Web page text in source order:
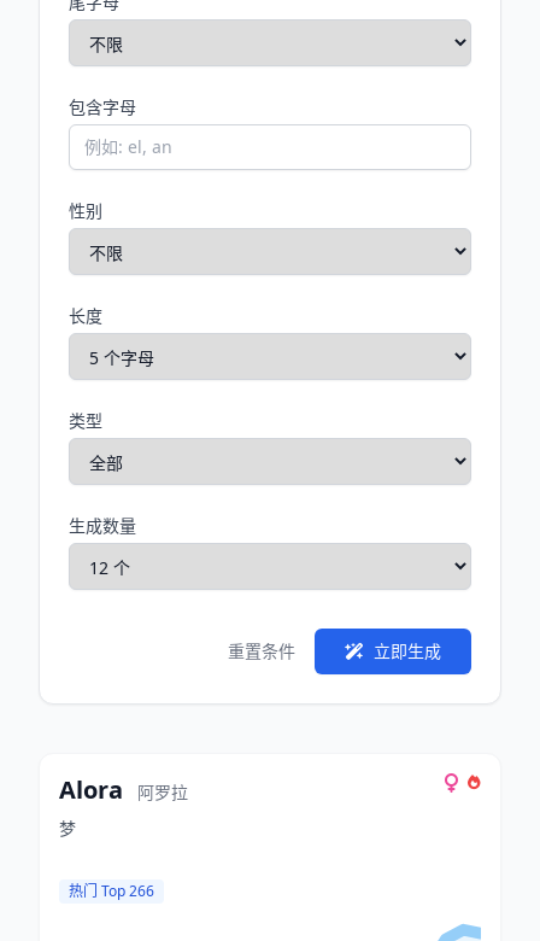
包含字母
性别
长度
类型
生成数量
重置条件 立即生成
Alora
阿罗拉
梦
热门 Top 266